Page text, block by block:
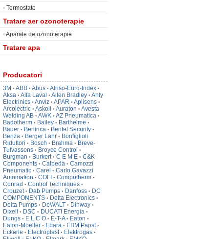
• Termostate
Tratare aer ozonoterapie
•Aparate de ozonoterapie
Tratare apa
Producatori
3M • ABB • Abus • Afriso-Euro-Index •
Aksa • Alfa Laval • Allen Bradley • Anly
Electrinics • Anviz • APAR • Aplisens •
Arcolectric • Askoll • Auraton • Avesta
Welding AB • AWK • AZ Pneumatica •
Badotherm • Bailey • Barthelme •
Bauer • Beninca • Bentel Security •
Benza • Berger Lahr • Bonfiglioli
Riduttori • Bosch • Brahma • Breve-
Tufvassons • Broyce Control •
Burgman • Burkert • C E M E • C&K
Components • Calpeda • Camozzi
Pneumatic • Carel • Carlo Gavazzi
Automation • COFI • Computherm •
Conrad • Control Techniques •
Crouzet • Dab Pumps • Danfoss • DC
COMPONENTS • Delta Electronics •
Delta Pumps • DeWALT • Dinway •
Dixell • DSC • DUCATI Energia •
Dungs • E L C O • E-T-A • Eaton •
Eaton-Moeller • Ebara • EBM Papst •
Eckerle • Electroplast • Elektrogas •